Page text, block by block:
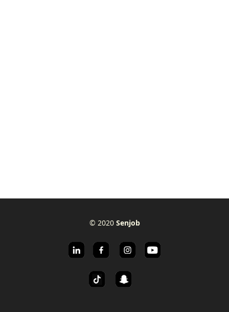
© 2020 Senjob